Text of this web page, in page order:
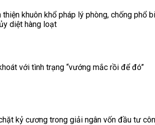
thiện khuôn khổ pháp lý phòng, chống phổ
diệt hàng loạt
với tình trạng “vướng mắc rồi để đó”
kỷ cương trong giải ngân vốn đầu tư